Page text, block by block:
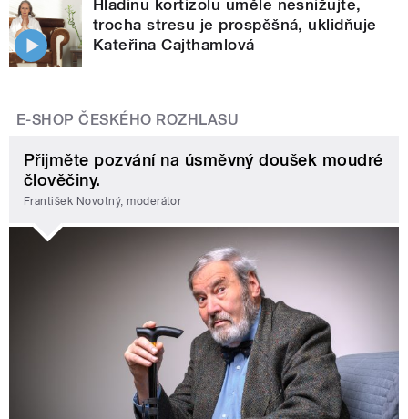
Hladinu kortizolu uměle nesnižujte,
trocha stresu je prospěšná, uklidňuje
Kateřina Cajthamlová
E-SHOP ČESKÉHO ROZHLASU
Přijměte pozvání na úsměvný doušek moudré
člověčiny.
František Novotný, moderátor